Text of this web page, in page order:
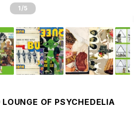
1 /5
LOUNGE OF PSYCHEDELIA